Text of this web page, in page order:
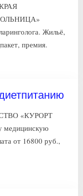
Жильё,
премия.
«КУРОРТ
медицинскую
от 16800 руб.,